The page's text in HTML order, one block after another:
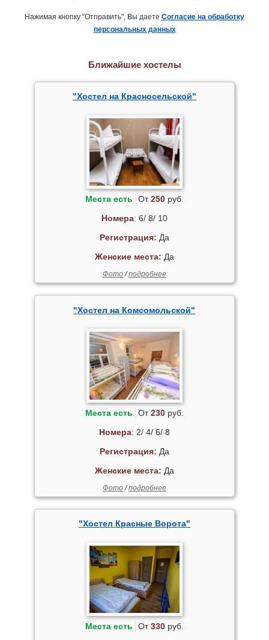
Нажимая кнопку "Отправить", Вы даете Согласие на обработку
персональных данных
Ближайшие хостелы
"Хостел на Красносельской"
Места есть От250руб.
Номера: 6/ 8/ 10
Регистрация: Да
Женские места: Да
Фото/подробнее
"Хостел на Комсомольской"
Места есть От230руб.
Номера: 2/ 4/ 6/ 8
Регистрация: Да
Женские места: Да
Фото/подробнее
"Хостел Красные Ворота"
Места есть От330руб.